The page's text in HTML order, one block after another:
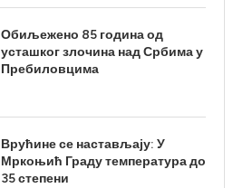
Обиљежено 85 година од
усташког злочина над Србима у
Пребиловцима
Врућине се настављају: У
Мркоњић Граду температура до
35 степени